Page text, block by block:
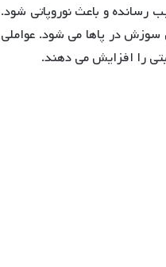
رسانده و باعث نوروپاتی شود.
سوزش در پاها می شود. عواملی
را افزایش می دهند.